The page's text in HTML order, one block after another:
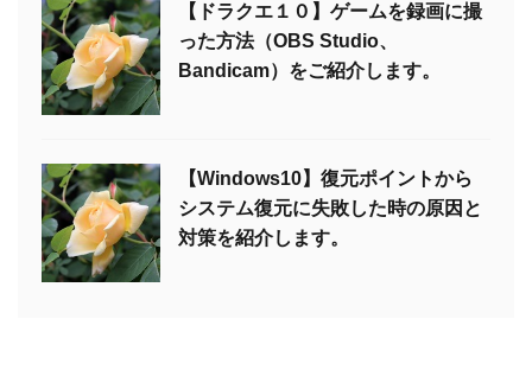
【ドラクエ１０】ゲームを録画に撮
った方法（OBS Studio、
Bandicam）をご紹介します。
【Windows10】復元ポイントから
システム復元に失敗した時の原因と
対策を紹介します。